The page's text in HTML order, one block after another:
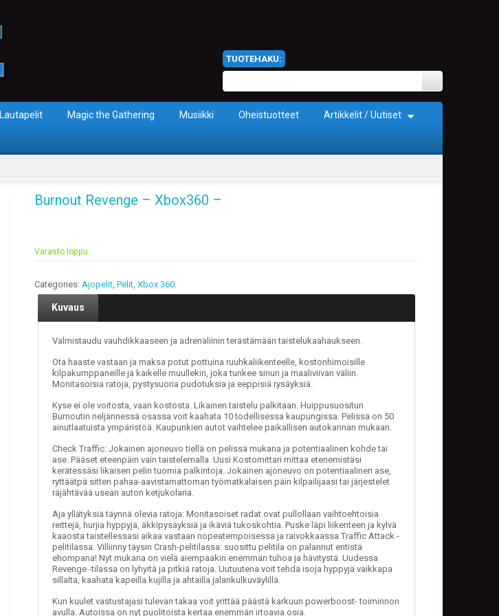
TUOTEHAKU:
Lautapelit Magic the Gathering Musiikki Oheistuotteet Artikkelit / Uutiset
Burnout Revenge – Xbox360 –
Varasto loppu
Categories: Ajopelit, Pelit, Xbox 360.
Kuvaus
Valmistaudu vauhdikkaaseen ja adrenaliinin terästämään taistelukaahaukseen.
Ota haaste vastaan ja maksa potut pottuina ruuhkaliikenteelle, kostonhimoisille
kilpakumppaneille ja kaikelle muullekin, joka tunkee sinun ja maaliviivan väliin.
Monitasoisia ratoja, pystysuoria pudotuksia ja eeppisiä rysäyksiä.
Kyse ei ole voitosta, vaan kostosta. Likainen taistelu palkitaan. Huippusuositun
Burnoutin neljännessä osassa voit kaahata 10 todellisessa kaupungissa. Pelissä on 50
ainutlaatuista ympäristöä. Kaupunkien autot vaihtelee paikallisen autokannan mukaan.
Check Traffic: Jokainen ajoneuvo tiellä on pelissä mukana ja potentiaalinen kohde tai
ase. Pääset eteenpäin vain taistelemalla. Uusi Kostomittari mittaa etenemistäsi
kerätessäsi likaisen pelin tuomia palkintoja. Jokainen ajoneuvo on potentiaalinen ase,
ryttäätpä sitten pahaa-aavistamattoman työmatkalaisen päin kilpailijaasi tai järjestelet
räjähtävää usean auton ketjukolaria.
Aja yllätyksiä täynnä olevia ratoja: Monitasoiset radat ovat pullollaan vaihtoehtoisia
reittejä, hurjia hyppyjä, äkkipysäyksiä ja ikäviä tukoskohtia. Puske läpi liikenteen ja kylvä
kaaosta taistellessasi aikaa vastaan nopeatempoisessa ja raivokkaassa Traffic Attack -
pelitilassa. Villiinny täysin Crash-pelitilassa: suosittu pelitila on palannut entistä
ehompana! Nyt mukana on vielä aiempaakin enemmän tuhoa ja hävitystä. Uudessa
Revenge -tilassa on lyhyitä ja pitkiä ratoja. Uutuutena voit tehdä isoja hyppyjä vaikkapa
sillalta, kaahata kapeilla kujilla ja ahtailla jalankulkuväylillä.
Kun kuulet vastustajasi tulevan takaa voit yrittää päästä karkuun powerboost- toiminnon
avulla. Autoissa on nyt puolitoista kertaa enemmän irtoavia osia.